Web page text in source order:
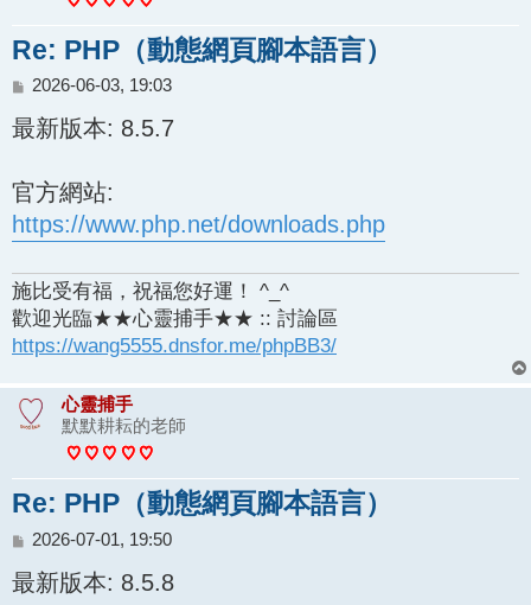
Re: PHP（動態網頁腳本語言）
文
2026-06-03, 19:03
最新版本: 8.5.7
官方網站:
https://www.php.net/downloads.php
施比受有福，祝福您好運！ ^_^
歡迎光臨★★心靈捕手★★ :: 討論區
https://wang5555.dnsfor.me/phpBB3/
心靈捕手
默默耕耘的老師
Re: PHP（動態網頁腳本語言）
文
2026-07-01, 19:50
最新版本: 8.5.8